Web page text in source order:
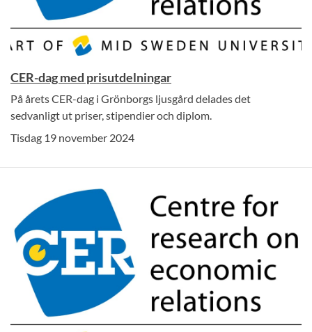
CER-dag med prisutdelningar
På årets CER-dag i Grönborgs ljusgård delades det
sedvanligt ut priser, stipendier och diplom.
Tisdag 19 november 2024